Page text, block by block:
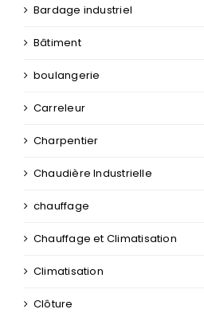
Bardage industriel
Bâtiment
boulangerie
Carreleur
Charpentier
Chaudière Industrielle
chauffage
Chauffage et Climatisation
Climatisation
Clôture